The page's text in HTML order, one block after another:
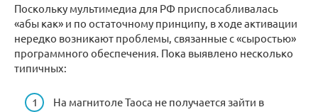
Поскольку мультимедиа для РФ приспосабливалась
«абы как» и по остаточному принципу, в ходе активации
нередко возникают проблемы, связанные с «сыростью»
программного обеспечения. Пока выявлено несколько
типичных:
На магнитоле Таоса не получается зайти в